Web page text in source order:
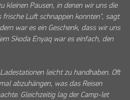
kleinen Pausen, in denen wir uns die
frische Luft schnappen konnten", sagt
war es ein Geschenk, dass wir uns
Skoda Enyaq war es einfach, den
leicht zu handhaben. Oft
abzuhängen, was das Reisen
Gleichzeitig lag der Camp-let